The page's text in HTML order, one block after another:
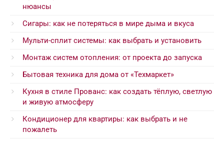
нюансы
Сигары: как не потеряться в мире дыма и вкуса
Мульти-сплит системы: как выбрать и установить
Монтаж систем отопления: от проекта до запуска
Бытовая техника для дома от «Техмаркет»
Кухня в стиле Прованс: как создать тёплую, светлую
и живую атмосферу
Кондиционер для квартиры: как выбрать и не
пожалеть